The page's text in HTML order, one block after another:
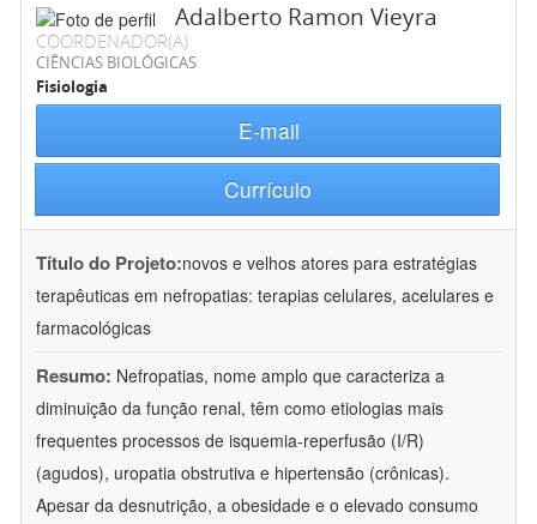
Adalberto Ramon Vieyra
COORDENADOR(A)
CIÊNCIAS BIOLÓGICAS
Fisiologia
E-mail
Currículo
Título do Projeto:novos e velhos atores para estratégias
terapêuticas em nefropatias: terapias celulares, acelulares e
farmacológicas
Resumo: Nefropatias, nome amplo que caracteriza a
diminuição da função renal, têm como etiologias mais
frequentes processos de isquemia-reperfusão (I/R)
(agudos), uropatia obstrutiva e hipertensão (crônicas).
Apesar da desnutrição, a obesidade e o elevado consumo